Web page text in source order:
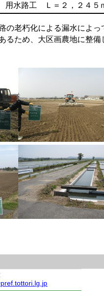
用水路工 Ｌ＝２，２４５
の老朽化による漏水によ
るため、大区画農地に整